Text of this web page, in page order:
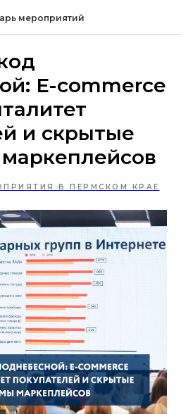
мероприятий
E-commerce
и скрытые
В ПЕРМСКОМ КРАЕ